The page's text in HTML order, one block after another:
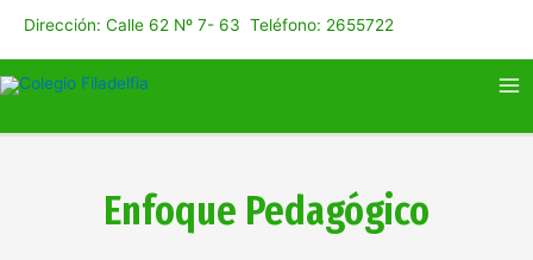
contenido
Dirección: Calle 62 Nº 7- 63 Teléfono: 2655722
Enfoque Pedagógico